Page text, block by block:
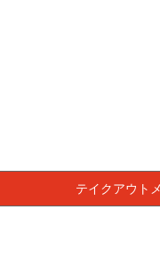
テイクアウト